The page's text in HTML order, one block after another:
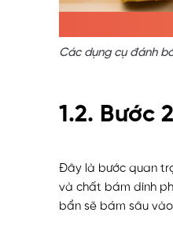
Các dụng cụ đánh
1.2. Bước
Đây là bước quan
và chất bám dính
bẩn sẽ bám sâu